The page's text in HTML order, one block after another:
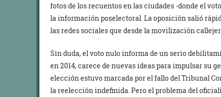
fotos de los recuentos en las ciudades -donde el
la información poselectoral. La oposición salió
las redes sociales que desde la movilización
Sin duda, el voto nulo informa de un serio
en 2014, carece de nuevas ideas para impulsar su
elección estuvo marcada por el fallo del Tribunal
la reelección indefinida. Pero el problema del